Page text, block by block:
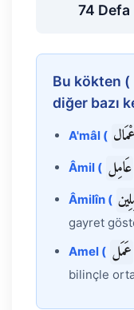
74 Defa
Bu kökten (
diğer bazı
A'mâl (
Âmil ( عَامِل
Âmilîn (
gayret
Amel ( عَمَل
bilinçle